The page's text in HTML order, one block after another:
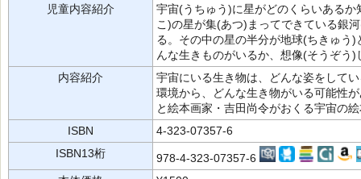
児童内容紹介
宇宙(うちゅう)に星がどのくらいある
こ)の星が集(あつ)まってできている銀
る。その中の星の半分が地球(ちきゅう
んな生きものがいるか、想像(そうぞう)
内容紹介
宇宙にいる生き物は、どんな姿をして
環境から、どんな生き物がいる可能性
と絵本画家・吉田尚令がおくる宇宙の
ISBN
4-323-07357-6
ISBN13桁
978-4-323-07357-6